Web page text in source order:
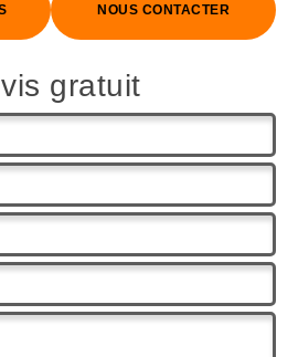
NOUS CONTACTER
gratuit